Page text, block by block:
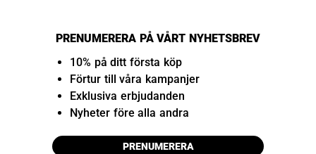
PRENUMERERA PÅ VÅRT NYHETSBREV
10% på ditt första köp
Förtur till våra kampanjer
Exklusiva erbjudanden
Nyheter före alla andra
PRENUMERERA